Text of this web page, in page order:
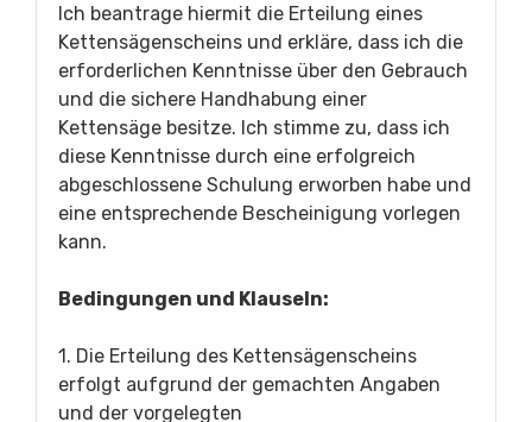
Ich beantrage hiermit die Erteilung eines
Kettensägenscheins und erkläre, dass ich die
erforderlichen Kenntnisse über den Gebrauch
und die sichere Handhabung einer
Kettensäge besitze. Ich stimme zu, dass ich
diese Kenntnisse durch eine erfolgreich
abgeschlossene Schulung erworben habe und
eine entsprechende Bescheinigung vorlegen
kann.
Bedingungen und Klauseln:
1. Die Erteilung des Kettensägenscheins
erfolgt aufgrund der gemachten Angaben
und der vorgelegten